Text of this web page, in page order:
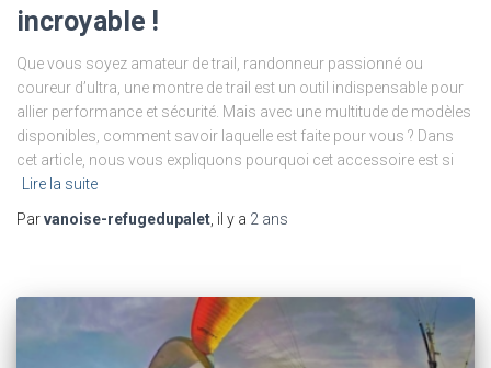
incroyable !
Que vous soyez amateur de trail, randonneur passionné ou
coureur d’ultra, une montre de trail est un outil indispensable pour
allier performance et sécurité. Mais avec une multitude de modèles
disponibles, comment savoir laquelle est faite pour vous ? Dans
cet article, nous vous expliquons pourquoi cet accessoire est si
Lire la suite
Parvanoise-refugedupalet , il y a 2 ans